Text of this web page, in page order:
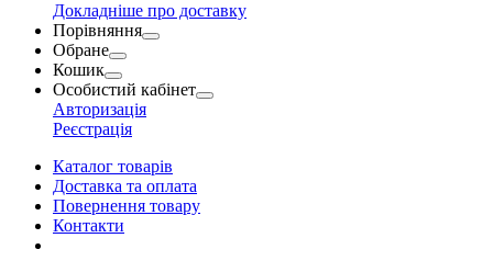
Докладніше про доставку
Порівняння
Обране
Кошик
Особистий кабінет
Авторизація
Реєстрація
Каталог товарів
Доставка та оплата
Повернення товару
Контакти